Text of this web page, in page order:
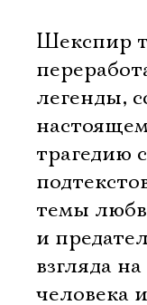
Шекспир
легенды,
трагедию
темы
и
взгляда
человека